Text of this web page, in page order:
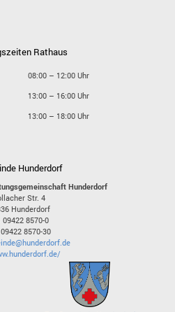
Rathaus
08:00 – 12:00 Uhr
13:00 – 16:00 Uhr
13:00 – 18:00 Uhr
Hunderdorf
Hunderdorf
Str. 4
Hunderdorf
09422 8570-0
09422 8570-30